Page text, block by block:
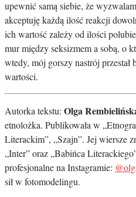
upewnić samą siebie, że
akceptuję każdą ilość reakcji
ich wartość zależy od ilości
mur między seksizmem a sobą, o
wtedy, mój gorszy nastrój przestał
wartości.
Autorka tekstu: Olga
etnolożka. Publikowała w
Literackim”, „Szajn”. Jej wiersze
„Inter” oraz „Babińca
profesjonalne na Instagramie:
sił w fotomodelingu.